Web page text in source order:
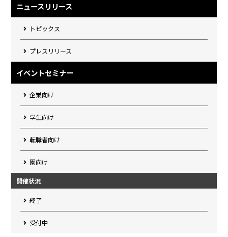
ニュースリリース
トピックス
プレスリリース
イベントセミナー
企業向け
学生向け
転職者向け
園向け
開催状況
終了
受付中